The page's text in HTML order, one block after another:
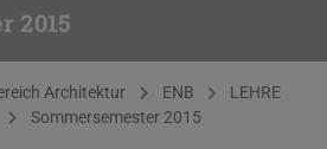
2015
Architektur ENB
LEHRE
Sommersemester 2015